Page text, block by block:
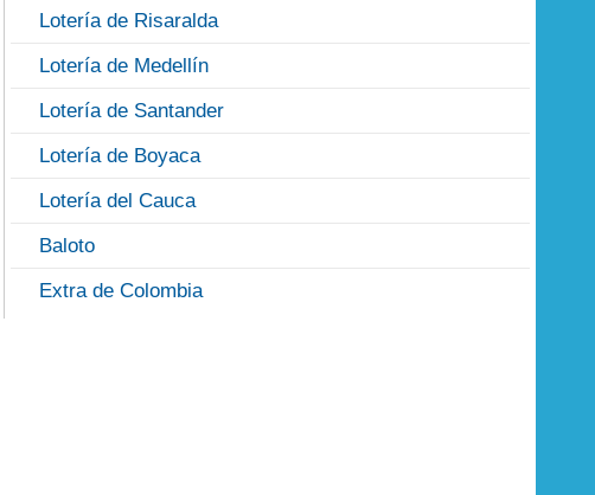
Lotería de Risaralda
Lotería de Medellín
Lotería de Santander
Lotería de Boyaca
Lotería del Cauca
Baloto
Extra de Colombia